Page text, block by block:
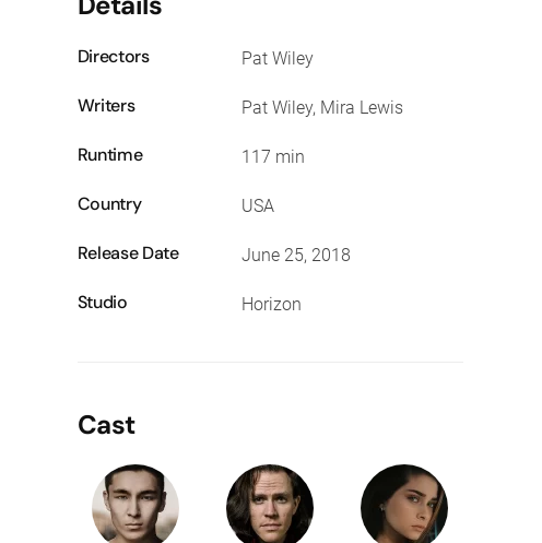
Directors Pat Wiley
Writers Pat Wiley, Mira Lewis
Runtime 117 min
Country USA
Release Date June 25, 2018
Studio Horizon
Cast